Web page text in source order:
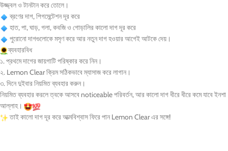
উজ্জ্বল ও টানটান করে তোলে।
ব্রণের দাগ, পিগমেন্টেশন দূর করে
হাত, পা, ঘাড়, গলা, কবজি ও গোড়ালির কালো দাগ দূর করে
পুরোনো দাগগুলোকে মসৃণ করে আর নতুন দাগ হওয়ার আগেই আটকে দেয়।
ব্যবহারবিধ
১. প্রথমে দাগের জায়গাটি পরিষ্কার করে নিন।
২. Lemon Clear ক্রিম সঠিকভাবে ম্যাসাজ করে লাগান।
৩. দিনে দুইবার নিয়মিত ব্যবহার করুন।
নিয়মিত ব্যবহার করলে ত্বকে আসবে noticeable পরিবর্তন, আর কালো দাগ ধীরে ধীরে কমে যাবে ইনশা
আল্লাহ।
তাই কালো দাগ দূর করে আত্মবিশ্বাস ফিরে পান Lemon Clear এর সঙ্গে!